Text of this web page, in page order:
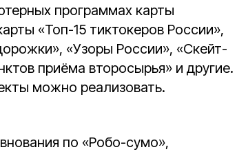
программах карты
«Топ-15 тиктокеров России»,
«Узоры России», «Скейт-
приёма второсырья» и другие.
можно реализовать.
по «Робо-сумо»,